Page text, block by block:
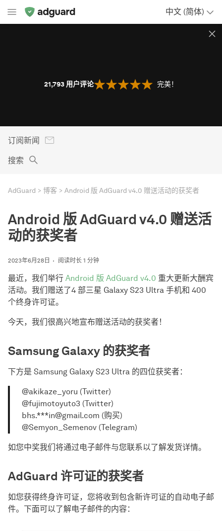
中文 (简体)
21,793 用户评论 完美！
订阅新闻
搜索
AdGuard 博客 Android 版 AdGuard v4.0 赠送活动的获奖者
Android 版 AdGuard v4.0 赠送活
动的获奖者
2023年6月28日 阅读时长 1 分钟
最近，我们举行 Android 版 AdGuard v4.0 重大更新大酬宾
活动。我们赠送了4 部三星 Galaxy S23 Ultra 手机和 400
个终身许可证。
今天，我们很高兴地宣布赠送活动的获奖者！
Samsung Galaxy 的获奖者
下方是 Samsung Galaxy S23 Ultra 的四位获奖者：
@akikaze_yoru (Twitter)
@fujimotoyuto3 (Twitter)
bhs.***in@gmail.com (购买)
@Semyon_Semenov (Telegram)
如您中奖我们将通过电子邮件与您联系以了解发货详情。
AdGuard 许可证的获奖者
如您获得终身许可证，您将收到包含新许可证的自动电子邮
件。下面可以了解电子邮件的内容：